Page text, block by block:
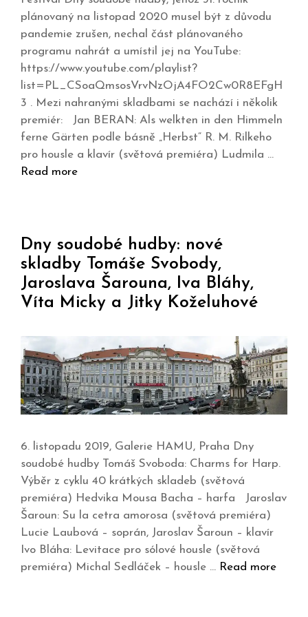
plánovaný na listopad 2020 musel být z důvodu
pandemie zrušen, nechal část plánovaného
programu nahrát a umístil jej na YouTube:
https://www.youtube.com/playlist?
list=PL_CSoaQmsosVrvNzOjA4FO2Cw0R8EFgH
3 . Mezi nahranými skladbami se nachází i několik
premiér: Jan BERAN: Als welkten in den Himmeln
ferne Gärten podle básně „Herbst“ R. M. Rilkeho
pro housle a klavír (světová premiéra) Ludmila …
Read more
Dny soudobé hudby: nové
skladby Tomáše Svobody,
Jaroslava Šarouna, Iva Bláhy,
Víta Micky a Jitky Koželuhové
6. listopadu 2019, Galerie HAMU, Praha Dny
soudobé hudby Tomáš Svoboda: Charms for Harp.
Výběr z cyklu 40 krátkých skladeb (světová
premiéra) Hedvika Mousa Bacha – harfa Jaroslav
Šaroun: Su la cetra amorosa (světová premiéra)
Lucie Laubová – soprán, Jaroslav Šaroun – klavír
Ivo Bláha: Levitace pro sólové housle (světová
premiéra) Michal Sedláček – housle … Read more